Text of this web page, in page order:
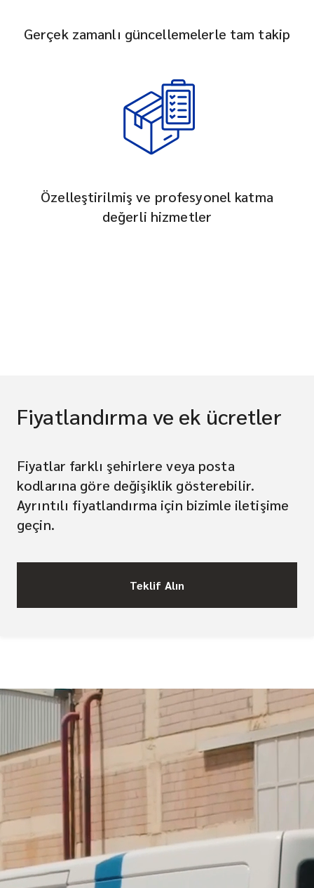
Gerçek zamanlı güncellemelerle tam takip
Özelleştirilmiş ve profesyonel katma
değerli hizmetler
Fiyatlandırma ve ek ücretler
Fiyatlar farklı şehirlere veya posta
kodlarına göre değişiklik gösterebilir.
Ayrıntılı fiyatlandırma için bizimle iletişime
geçin.
Teklif Alın